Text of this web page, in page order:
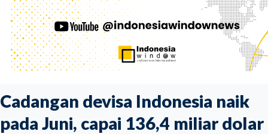
Cadangan devisa Indonesia naik
pada Juni, capai 136,4 miliar dolar